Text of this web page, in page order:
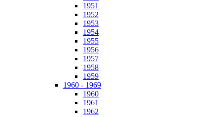
1951
1952
1953
1954
1955
1956
1957
1958
1959
1960 - 1969
1960
1961
1962